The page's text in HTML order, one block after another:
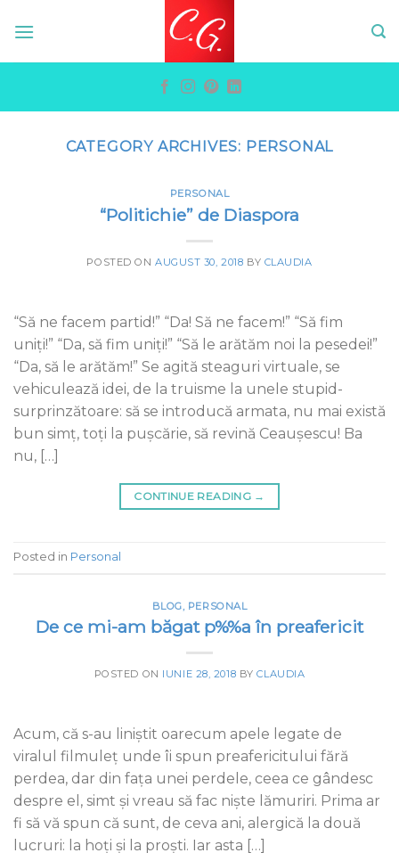
CATEGORY ARCHIVES: PERSONAL
PERSONAL
“Politichie” de Diaspora
POSTED ONAUGUST 30, 2018 BY CLAUDIA
“Să ne facem partid!” “Da! Să ne facem!” “Să fim
uniți!” “Da, să fim uniți!” “Să le arătăm noi la pesedei!”
“Da, să le arătăm!” Se agită steaguri virtuale, se
vehiculează idei, de la truisme la unele stupid-
surprinzătoare: să se introducă armata, nu mai există
bun simț, toți la pușcărie, să revină Ceaușescu! Ba
nu, […]
CONTINUE READING →
Posted in Personal
BLOG PERSONAL
De ce mi-am băgat p%%a în preafericit
POSTED ON IUNIE 28, 2018 BYCLAUDIA
Acum, că s-au liniștit oarecum apele legate de
viralul filmuleț unde îi spun preafericitului fără
perdea, dar din fața unei perdele, ceea ce gândesc
despre el, simt și vreau să fac niște lămuriri. Prima ar
fi să vă spun că sunt, de ceva ani, alergică la două
lucruri: la hoți și la proști. Iar asta […]